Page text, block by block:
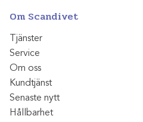
Om Scandivet
Tjänster
Service
Om oss
Kundtjänst
Senaste nytt
Hållbarhet